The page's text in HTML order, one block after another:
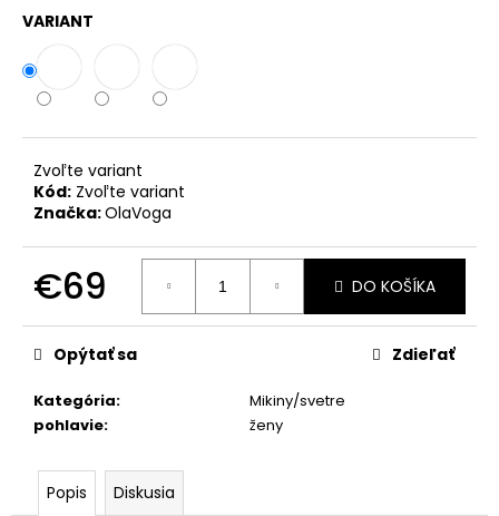
VARIANT
Zvoľte variant
Kód: Zvoľte variant
Značka:OlaVoga
€69 DO KOŠÍKA
Kategória:
Mikiny/svetre
pohlavie: ženy
Opýtať sa Zdieľať
Popis Diskusia
a
m
e
KOMPLET
LA
BALANCIA
AURA
PÚDROVÁ